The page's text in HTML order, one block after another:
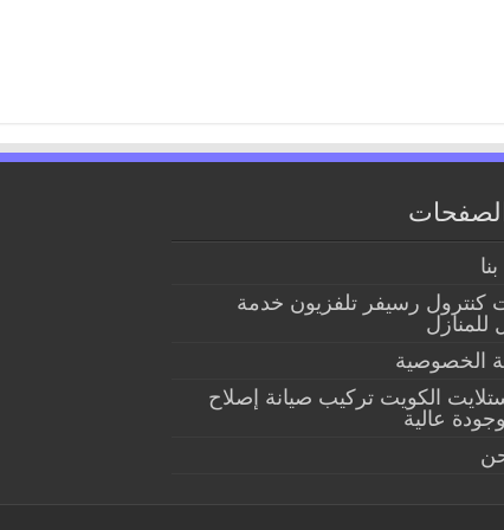
كنترول رسيفر تلفزيون خدمة
للمنازل
الخصوصية
الكويت تركيب صيانة إصلاح
عالية